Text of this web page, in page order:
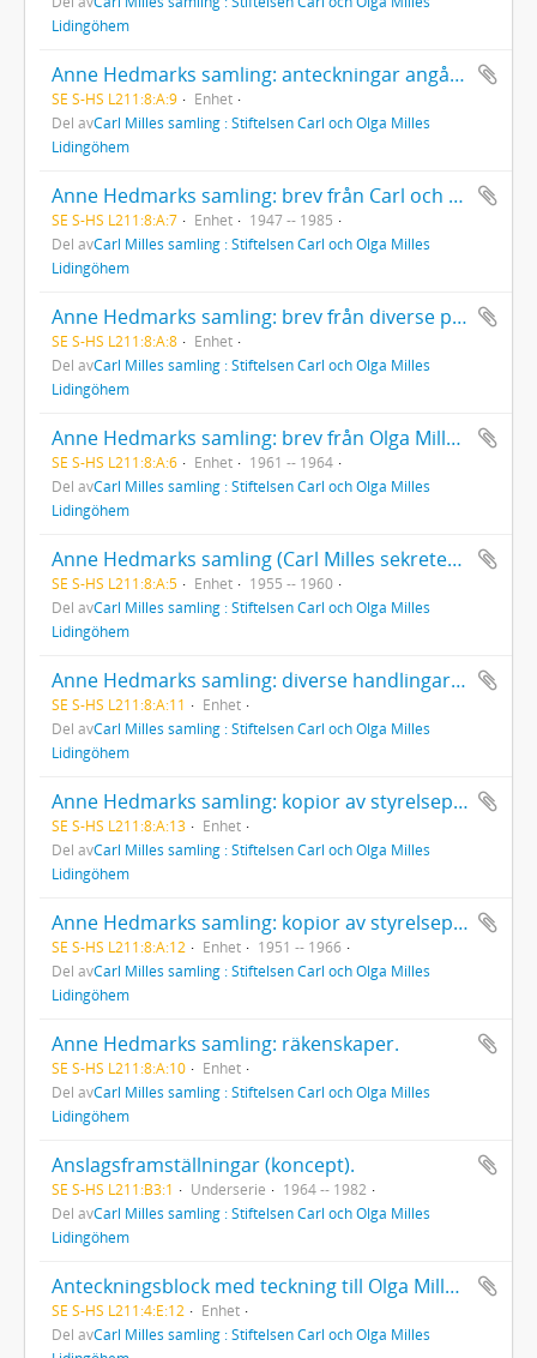
Lidingöhem
Anne Hedmarks samling: anteckningar angående Carl Milles. Spiritualister i Göteborg: seanser, brev m. m. Diverse tackkort m. m.
SE S-HS L211:8:A:9
Enhet
Del avCarl Milles samling : Stiftelsen Carl och Olga Milles
Lidingöhem
Anne Hedmarks samling: brev från Carl och Olga Milles, diverse handlingar.
SE S-HS L211:8:A:7 Enhet
1947 -- 1985
Del avCarl Milles samling : Stiftelsen Carl och Olga Milles
Lidingöhem
Anne Hedmarks samling: brev från diverse personer, anteckningar.
SE S-HS L211:8:A:8
Enhet
Del avCarl Milles samling : Stiftelsen Carl och Olga Milles
Lidingöhem
Anne Hedmarks samling: brev från Olga Milles.
SE S-HS L211:8:A:6 Enhet
1961 -- 1964
Del avCarl Milles samling : Stiftelsen Carl och Olga Milles
Lidingöhem
Anne Hedmarks samling (Carl Milles sekreterare): brev från Olga Milles.
SE S-HS L211:8:A:5 Enhet
1955 -- 1960
Del avCarl Milles samling : Stiftelsen Carl och Olga Milles
Lidingöhem
Anne Hedmarks samling: diverse handlingar rörande bouppteckningar, donationsavtal, arv m. m.
SE S-HS L211:8:A:11
Enhet
Del avCarl Milles samling : Stiftelsen Carl och Olga Milles
Lidingöhem
Anne Hedmarks samling: kopior av styrelseprotokoll (Stiftelsens).
SE S-HS L211:8:A:13
Enhet
Del avCarl Milles samling : Stiftelsen Carl och Olga Milles
Lidingöhem
Anne Hedmarks samling: kopior av styrelseprotokoll (Stiftelsens).
SE S-HS L211:8:A:12 Enhet
1951 -- 1966
Del avCarl Milles samling : Stiftelsen Carl och Olga Milles
Lidingöhem
Anne Hedmarks samling: räkenskaper.
SE S-HS L211:8:A:10
Enhet
Del avCarl Milles samling : Stiftelsen Carl och Olga Milles
Lidingöhem
Anslagsframställningar (koncept).
SE S-HS L211:B3:1 Underserie
1964 -- 1982
Del avCarl Milles samling : Stiftelsen Carl och Olga Milles
Lidingöhem
Anteckningsblock med teckning till Olga Milles födelsedag 24/1 1940, citat av Francis av Assisi, vykort med motiv till kapellet för Milles viloplats. Diverse handlingar, verser, kort, glasögonrecept. Anteckningar: betraktelse av människan och Gud (odaterat). Ritning och fotografi (säng till Julius Kronberg 1904), brev från Staffan Kronberg. Diverse anteckningar, utkast till brev, ritningar.
SE S-HS L211:4:E:12
Enhet
Del avCarl Milles samling : Stiftelsen Carl och Olga Milles